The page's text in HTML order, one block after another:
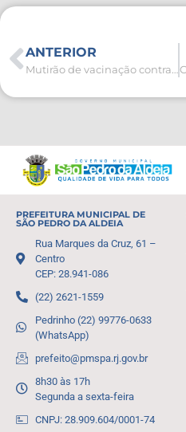
ANTERIOR
PREFEITURA MUNICIPAL DE
SÃO PEDRO DA ALDEIA
Rua Marques da Cruz, 61 –
Centro
CEP: 28.941-086
(22) 2621-1559
Pedrinho (22) 99776-0633
(WhatsApp)
prefeito@pmspa.rj.gov.br
8h30 às 17h
Segunda a sexta-feira
CNPJ: 28.909.604/0001-74